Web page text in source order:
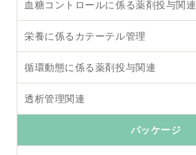
血糖コントロールに係る薬剤投与関連
栄養に係るカテーテル管理
循環動態に係る薬剤投与関連
透析管理関連
パッケージ